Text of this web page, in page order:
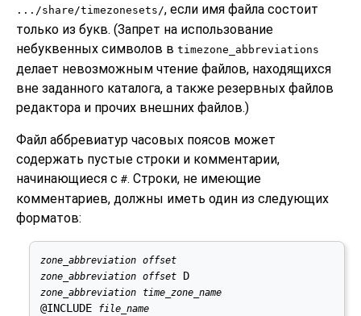
.../share/timezonesets/, если имя файла состоит
только из букв. (Запрет на использование
небуквенных символов в timezone_abbreviations
делает невозможным чтение файлов, находящихся
вне заданного каталога, а также резервных файлов
редактора и прочих внешних файлов.)
Файл аббревиатур часовых поясов может
содержать пустые строки и комментарии,
начинающиеся с #. Строки, не имеющие
комментариев, должны иметь один из следующих
форматов:
zone_abbreviation offset
zone_abbreviation offset D
zone_abbreviation time_zone_name
@INCLUDE file_name